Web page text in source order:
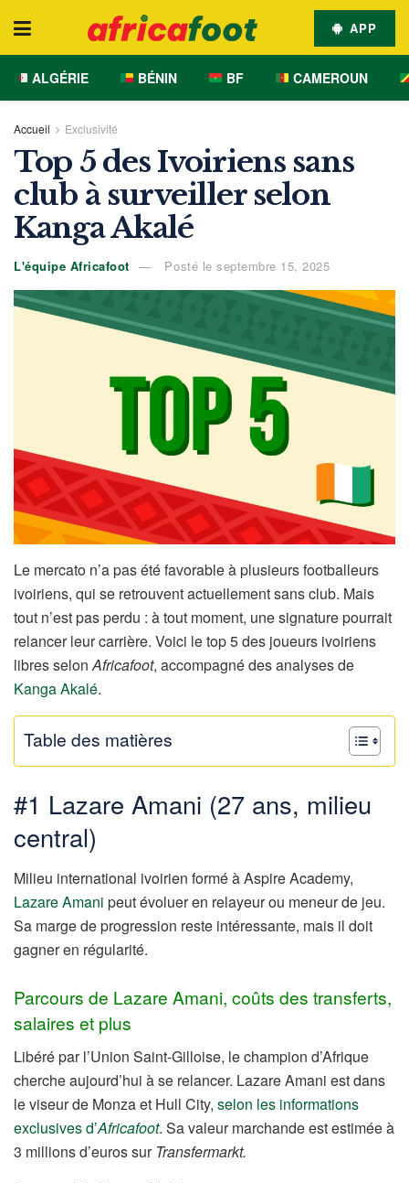
APP
ALGÉRIE BÉNIN BF CAMEROUN
Accueil Exclusivité
Top 5 des Ivoiriens sans
club à surveiller selon
Kanga Akalé
L'équipe Africafoot Posté le septembre 15, 2025
Le mercato n’a pas été favorable à plusieurs footballeurs
ivoiriens, qui se retrouvent actuellement sans club. Mais
tout n’est pas perdu : à tout moment, une signature pourrait
relancer leur carrière. Voici le top 5 des joueurs ivoiriens
libres selonAfricafoot, accompagné des analyses de
Kanga Akalé.
Table des matières
#1 Lazare Amani (27 ans, milieu
central)
Milieu international ivoirien formé à Aspire Academy,
Lazare Amani peut évoluer en relayeur ou meneur de jeu.
Sa marge de progression reste intéressante, mais il doit
gagner en régularité.
Parcours de Lazare Amani, coûts des transferts,
salaires et plus
Libéré par l’Union Saint-Gilloise, le champion d’Afrique
cherche aujourd’hui à se relancer. Lazare Amani est dans
le viseur de Monza et Hull City, selon les informations
exclusives d’Africafoot. Sa valeur marchande est estimée à
3 millions d’euros sur Transfermarkt.